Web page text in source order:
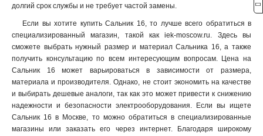
долгий срок службы и не требует частой замены.
Если вы хотите купить Сальник 16, то лучше всего обратиться в
специализированный магазин, такой как iek-moscow.ru. Здесь вы
сможете выбрать нужный размер и материал Сальника 16, а также
получить консультацию по всем интересующим вопросам. Цена на
Сальник 16 может варьироваться в зависимости от размера,
материала и производителя. Однако, не стоит экономить на качестве
и выбирать дешевые аналоги, так как это может привести к снижению
надежности и безопасности электрооборудования.
Если вы ищете
Сальник 16 в Москве, то можно обратиться в специализированные
магазины или заказать его через интернет. Благодаря широкому